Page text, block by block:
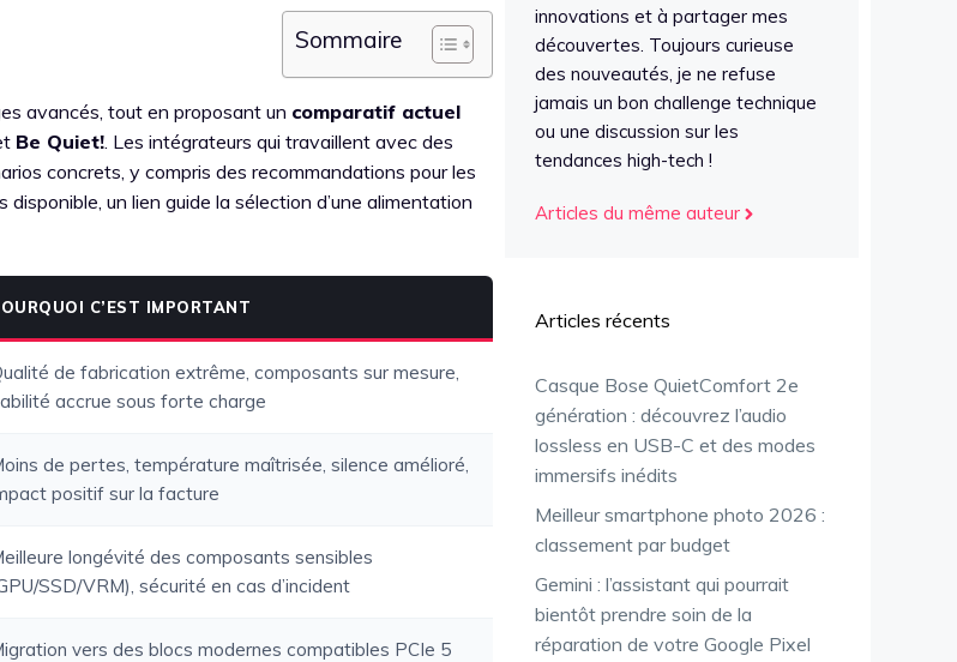
Sommaire
avancés, tout en proposant un comparatif actuel
Be Quiet!. Les intégrateurs qui travaillent avec des
concrets, y compris des recommandations pour les
disponible, un lien guide la sélection d’une alimentation
C’EST IMPORTANT
de fabrication extrême, composants sur mesure,
accrue sous forte charge
de pertes, température maîtrisée, silence amélioré,
positif sur la facture
longévité des composants sensibles
SSD/VRM), sécurité en cas d’incident
vers des blocs modernes compatibles PCIe 5
innovations et à partager mes
découvertes. Toujours curieuse
des nouveautés, je ne refuse
jamais un bon challenge technique
ou une discussion sur les
tendances high-tech !
Articles du même auteur
Articles récents
Casque Bose QuietComfort 2e
génération : découvrez l’audio
lossless en USB-C et des modes
immersifs inédits
Meilleur smartphone photo 2026 :
classement par budget
Gemini : l’assistant qui pourrait
bientôt prendre soin de la
réparation de votre Google Pixel